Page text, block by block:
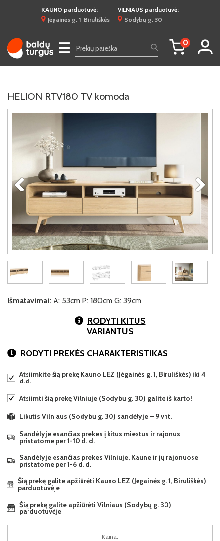
KAUNO parduotuvė:
Jėgainės g. 1, Biruliškės
VILNIAUS parduotuvė:
Sodybų g. 30
☰ 0
HELION RTV180 TV komoda
Išmatavimai: A: 53cm P: 180cm G: 39cm
RODYTI KITUS
VARIANTUS
RODYTI PREKĖS CHARAKTERISTIKAS
Atsiimkite šią prekę Kauno LEZ (Jėgainės g. 1, Biruliškės) iki 4
d.d.
Atsiimti šią prekę Vilniuje (Sodybų g. 30) galite iš karto!
Likutis Vilniaus (Sodybų g. 30) sandėlyje – 9 vnt.
Sandėlyje esančias prekes į kitus miestus ir rajonus
pristatome per 1-10 d. d.
Sandėlyje esančias prekes Vilniuje, Kaune ir jų rajonuose
pristatome per 1-6 d. d.
Šią prekę galite apžiūrėti Kauno LEZ (Jėgainės g. 1, Biruliškės)
parduotuvėje
Šią prekę galite apžiūrėti Vilniaus (Sodybų g. 30)
parduotuvėje
Kaina: